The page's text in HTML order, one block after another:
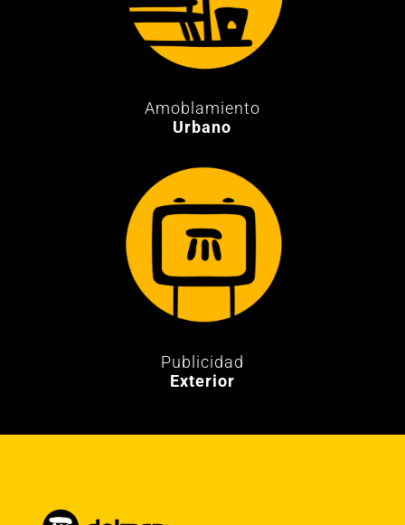
Amoblamiento
Urbano
Publicidad
Exterior